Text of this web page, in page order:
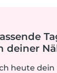
deiner
heute dein